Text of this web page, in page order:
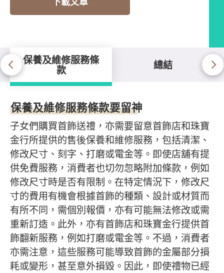
保養及維修服務條
款 總結
保養及維修服務條款
保養及維修服務條款要留神
子女們購買首飾送禮，亦需要留意首飾店和珠寶
金行所提供的售後保養和維修服務，包括清潔、
修改尺寸、刻字、打磨或電金等。即使店舖有提
供免費服務，消費者也切勿忽略附加條款，例如
修改尺寸時是否有限制。在特定情況下，修改尺
寸的費用有機會根據首飾的種類、設計或材質而
有所不同，需個別報價，亦有可能無法修改或需
重新訂造。此外，亦有首飾店和珠寶金行提供首
飾翻新服務，例如打磨或電金等。不過，消費者
亦需注意，這些服務可能導致首飾的金屬部分損
耗或變形，甚至意外損毀。因此，即使禮物已經